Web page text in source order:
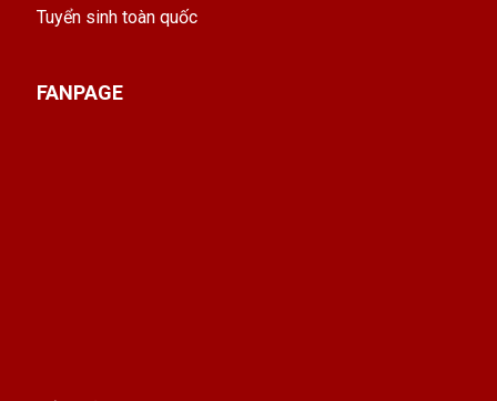
Tuyển sinh toàn quốc
FANPAGE